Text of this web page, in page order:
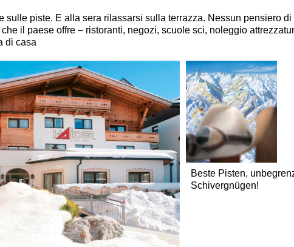
sulle piste. E alla sera rilassarsi sulla terrazza. Nessun pensiero di
il paese offre – ristoranti, negozi, scuole sci, noleggio
di casa
Beste Pisten,
Schivergnügen!